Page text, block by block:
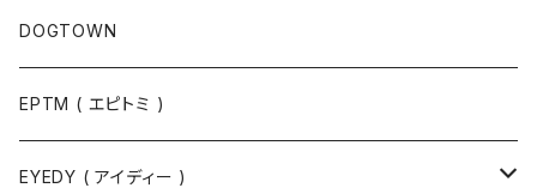
パンツ
Tシャツ
DOGTOWN
EPTM ( エピトミ )
EYEDY ( アイディー )